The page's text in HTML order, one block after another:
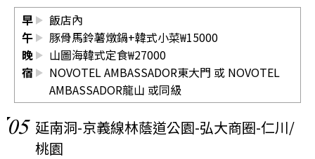
早
飯店內
午
豚骨馬鈴薯燉鍋+韓式小菜₩15000
晚
山圖海韓式定食₩27000
宿
NOVOTEL AMBASSADOR東大門 或 NOVOTEL
AMBASSADOR龍山 或同級
05 延南洞-京義線林蔭道公園-弘大商圈-仁川/
桃園